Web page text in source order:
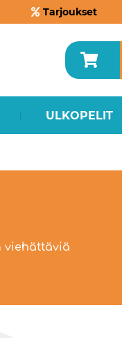
Tarjoukset
ULKOPELIT
viehättäviä